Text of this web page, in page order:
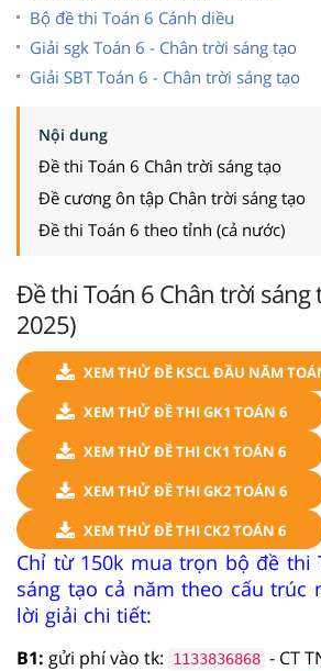
Bộ đề thi Toán 6 Cánh diều
Giải sgk Toán 6 - Chân trời sáng tạo
Giải SBT Toán 6 - Chân trời sáng tạo
Nội dung
Đề thi Toán 6 Chân trời sáng tạo
Đề cương ôn tập Chân trời sáng tạo
Đề thi Toán 6 theo tỉnh (cả nước)
Đề thi Toán 6 Chân trời sáng
2025)
XEM THỬ ĐỀ KSCL ĐẦU NĂM
XEM THỬ ĐỀ THI GK1 TOÁN 6
XEM THỬ ĐỀ THI CK1 TOÁN 6
XEM THỬ ĐỀ THI GK2 TOÁN 6
XEM THỬ ĐỀ THI CK2 TOÁN 6
Chỉ từ 150k mua trọn bộ đề thi
sáng tạo cả năm theo cấu trúc
lời giải chi tiết:
B1: gửi phí vào tk: 1133836868 - CT